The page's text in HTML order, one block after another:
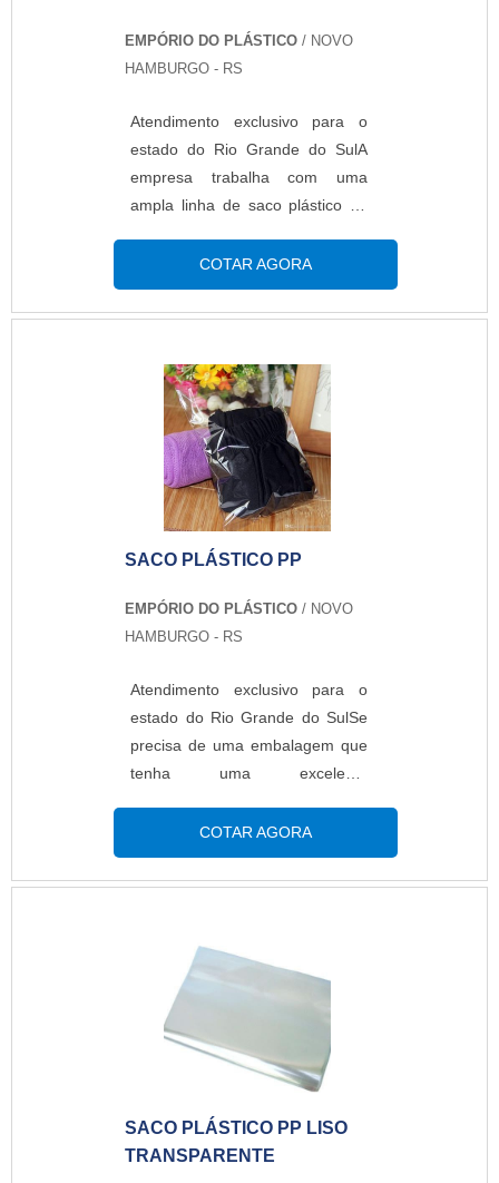
EMPÓRIO DO PLÁSTICO / NOVO
HAMBURGO - RS
Atendimento exclusivo para o
estado do Rio Grande do SulA
empresa trabalha com uma
ampla linha de saco plástico de
lisos ou personalizados em até 6
cores. São fabricados sob
medida, de acordo com a
Além disso, esta embalagem
flexível poder ser fabricado com
dois tipos de adesivo:
permanente e abre e fecha.MAIS
DETALHES IMPORTANTES
SOBRE O PRODUTONo caso do
COTAR AGORA
SACO PLÁSTICO PP
EMPÓRIO DO PLÁSTICO / NOVO
HAMBURGO - RS
Atendimento exclusivo para o
estado do Rio Grande do SulSe
precisa de uma embalagem que
tenha uma excelente
essencial usar o saco plástico PP.
É fabricado sob medida, de
acordo com a necessidade de
impressão, este tipo de
embalagem é amplamente
utilizado por gráficas, editoras,
laboratórios, confecções, entre
outros segmentos. O produto
COTAR AGORA
SACO PLÁSTICO PP LISO
TRANSPARENTE